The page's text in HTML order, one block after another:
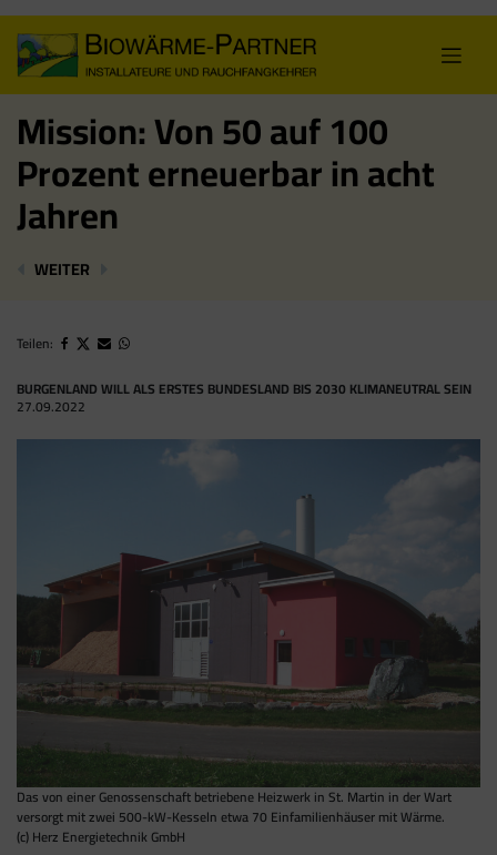
content
Mission: Von 50 auf 100
Prozent erneuerbar in acht
Jahren
TIROL MIT 100 % ÖKOSTROM AUF HALBEM WEG ZUR
WEITER
Teilen:
BURGENLAND WILL ALS ERSTES BUNDESLAND BIS 2030 KLIMANEUTRAL SEIN
27.09.2022
Das von einer Genossenschaft betriebene Heizwerk in St. Martin in der Wart
versorgt mit zwei 500-kW-Kesseln etwa 70 Einfamilienhäuser mit Wärme.
(c) Herz Energietechnik GmbH